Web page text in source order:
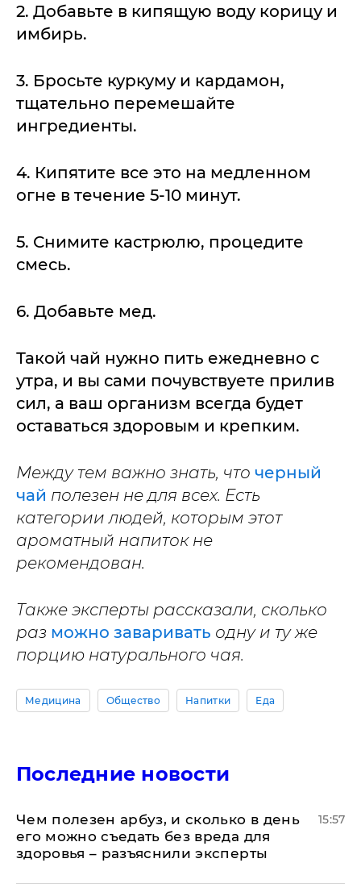
2. Добавьте в кипящую воду корицу и
имбирь.
3. Бросьте куркуму и кардамон,
тщательно перемешайте
ингредиенты.
4. Кипятите все это на медленном
огне в течение 5-10 минут.
5. Снимите кастрюлю, процедите
смесь.
6. Добавьте мед.
Такой чай нужно пить ежедневно с
утра, и вы сами почувствуете прилив
сил, а ваш организм всегда будет
оставаться здоровым и крепким.
Между тем важно знать, что черный
чай полезен не для всех. Есть
категории людей, которым этот
ароматный напиток не
рекомендован.
Также эксперты рассказали, сколько
раз можно заваривать одну и ту же
порцию натурального чая.
Медицина Общество Напитки Еда
Последние новости
Чем полезен арбуз, и сколько в день
его можно съедать без вреда для
здоровья – разъяснили эксперты
15:57